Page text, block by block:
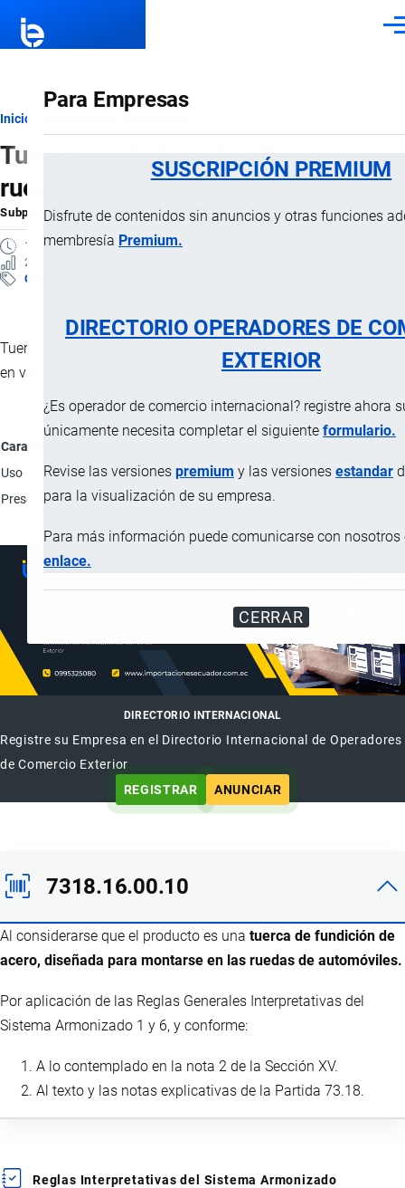
Para Empresas
SUSCRIPCIÓN PREMIUM
Disfrute de contenidos sin anuncios y otras funciones
membresía Premium.
DIRECTORIO OPERADORES DE
EXTERIOR
¿Es operador de comercio internacional? registre ahora
únicamente necesita completar el siguiente formulario.
Revise las versiones premium y las versiones estandar
para la visualización de su empresa.
Para más información puede comunicarse con nosotros
enlace.
CERRAR
Ruta
de
navegación
Inicio
Tuercas embellecedoras para
ruedas de automóvil
Subpartida ArancelariaporImportaciones …, 3 Junio, 2025
1 MINUTO
2 VISTAS
Clasificación Arancelaria
Tuerca de acero en forma hexagonal (12 x 1.5 mm), disponibles
en varios colores.
Característica
Uso
Embellecer las ruedas de automóviles.
Presentación
Unidades.
DIRECTORIO INTERNACIONAL
Registre su Empresa en el Directorio Internacional de Operadores
de Comercio Exterior
REGISTRAR
ANUNCIAR
7318.16.00.10
Al considerarse que el producto es una tuerca de fundición de
acero, diseñada para montarse en las ruedas de automóviles.
Por aplicación de las Reglas Generales Interpretativas del
Sistema Armonizado 1 y 6, y conforme:
A lo contemplado en la nota 2 de la Sección XV.
Al texto y las notas explicativas de la Partida 73.18.
Reglas Interpretativas del Sistema Armonizado